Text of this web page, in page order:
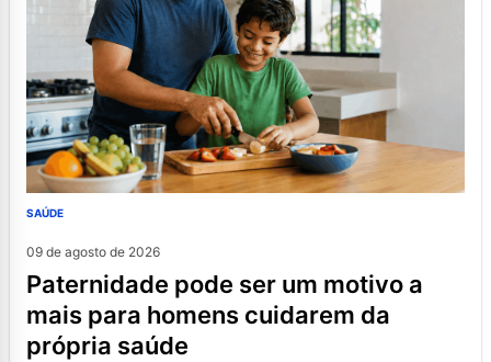
SAÚDE
09 de agosto de 2026
paternidade pode ser um motivo a
mais para homens cuidarem da
própria saúde